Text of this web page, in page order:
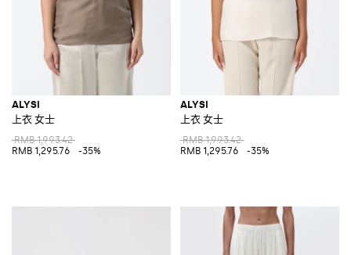
ALYSI
上衣 女士
RMB 1,993.42
RMB 1,295.76
-35%
ALYSI
上衣 女士
RMB 1,993.42
RMB 1,295.76
-35%